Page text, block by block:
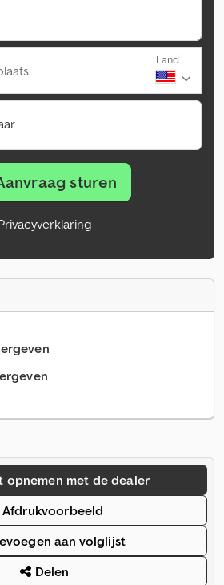
Land
sturen
opnemen met de dealer
aan volglijst
Delen